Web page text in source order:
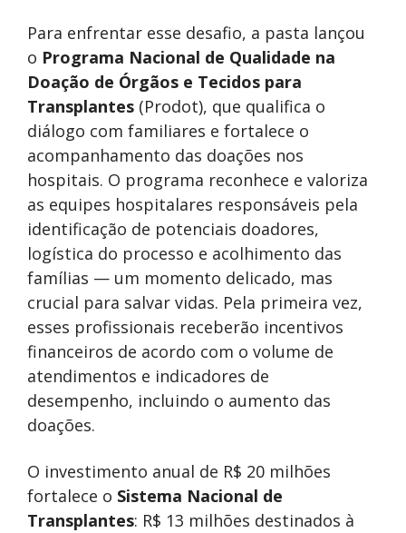
Para enfrentar esse desafio, a pasta lançou
o Programa Nacional de Qualidade na
Doação de Órgãos e Tecidos para
Transplantes (Prodot), que qualifica o
diálogo com familiares e fortalece o
acompanhamento das doações nos
hospitais. O programa reconhece e valoriza
as equipes hospitalares responsáveis pela
identificação de potenciais doadores,
logística do processo e acolhimento das
famílias — um momento delicado, mas
crucial para salvar vidas. Pela primeira vez,
esses profissionais receberão incentivos
financeiros de acordo com o volume de
atendimentos e indicadores de
desempenho, incluindo o aumento das
doações.
O investimento anual de R$ 20 milhões
fortalece o Sistema Nacional de
Transplantes: R$ 13 milhões destinados à